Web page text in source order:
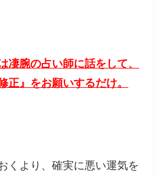
凄腕の占い師に話をして、
正』をお願いするだけ。
くより、確実に悪い運気を